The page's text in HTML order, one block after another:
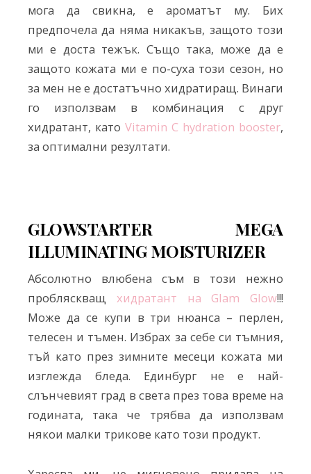
мога да свикна, е ароматът му. Бих
предпочела да няма никакъв, защото този
ми е доста тежък. Също така, може да е
защото кожата ми е по-суха този сезон, но
за мен не е достатъчно хидратиращ. Винаги
го използвам в комбинация с друг
хидратант, като Vitamin C hydration booster,
за оптимални резултати.
GLOWSTARTER MEGA
ILLUMINATING MOISTURIZER
Абсолютно влюбена съм в този нежно
пробляскващ хидратант на Glam Glow!!!
Може да се купи в три нюанса – перлен,
телесен и тъмен. Избрах за себе си тъмния,
тъй като през зимните месеци кожата ми
изглежда бледа. Единбург не е най-
слънчевият град в света през това време на
годината, така че трябва да използвам
някои малки трикове като този продукт.